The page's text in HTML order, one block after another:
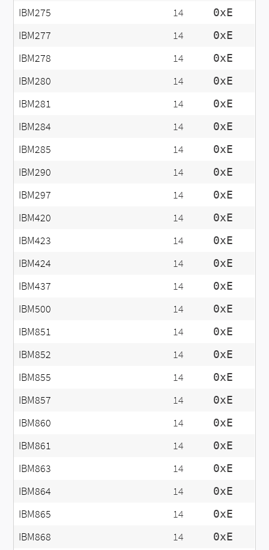
IBM275 14 0xE
IBM277 14 0xE
IBM278 14 0xE
IBM280 14 0xE
IBM281 14 0xE
IBM284 14 0xE
IBM285 14 0xE
IBM290 14 0xE
IBM297 14 0xE
IBM420 14 0xE
IBM423 14 0xE
IBM424 14 0xE
IBM437 14 0xE
IBM500 14 0xE
IBM851 14 0xE
IBM852 14 0xE
IBM855 14 0xE
IBM857 14 0xE
IBM860 14 0xE
IBM861 14 0xE
IBM863 14 0xE
IBM864 14 0xE
IBM865 14 0xE
IBM868 14 0xE